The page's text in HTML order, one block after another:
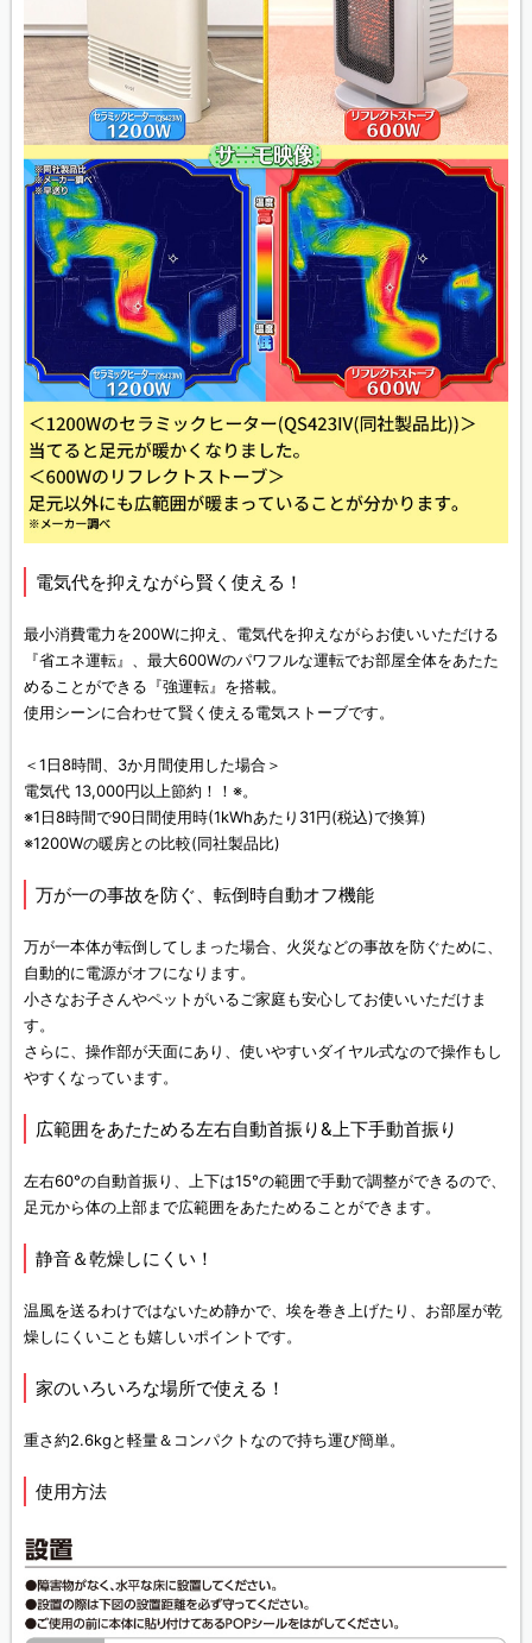
電気代を抑えながら賢く使える！
最小消費電力を200Wに抑え、電気代を抑えながらお使いいただける
『省エネ運転』、最大600Wのパワフルな運転でお部屋全体をあたた
めることができる『強運転』を搭載。
使用シーンに合わせて賢く使える電気ストーブです。
＜1日8時間、3か月間使用した場合＞
電気代 13,000円以上節約！！※。
※1日8時間で90日間使用時(1kWhあたり31円(税込)で換算)
※1200Wの暖房との比較(同社製品比)
万が一の事故を防ぐ、転倒時自動オフ機能
万が一本体が転倒してしまった場合、火災などの事故を防ぐために、
自動的に電源がオフになります。
小さなお子さんやペットがいるご家庭も安心してお使いいただけま
す。
さらに、操作部が天面にあり、使いやすいダイヤル式なので操作もし
やすくなっています。
広範囲をあたためる左右自動首振り&上下手動首振り
左右60°の自動首振り、上下は15°の範囲で手動で調整ができるので、
足元から体の上部まで広範囲をあたためることができます。
静音＆乾燥しにくい！
温風を送るわけではないため静かで、埃を巻き上げたり、お部屋が乾
燥しにくいことも嬉しいポイントです。
家のいろいろな場所で使える！
重さ約2.6kgと軽量＆コンパクトなので持ち運び簡単。
使用方法